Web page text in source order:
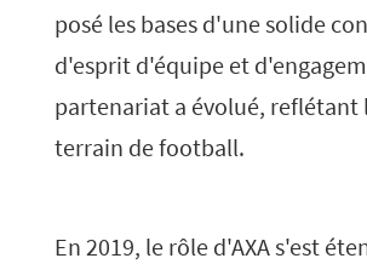
posé les bases d'une solide
d'esprit d'équipe et
partenariat a évolué,
terrain de football.
En 2019, le rôle d'AXA s'est